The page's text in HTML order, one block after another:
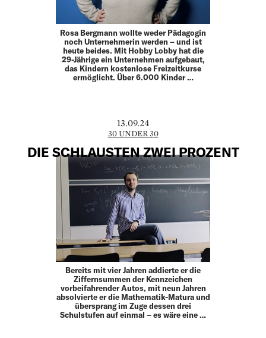
Rosa Bergmann wollte weder Pädagogin
noch Unter­nehmerin werden – und ist
heute beides. Mit Hobby Lobby hat die
29-Jährige ein Unternehmen aufgebaut,
das Kindern kostenlose Freizeitkurse
ermöglicht. Über 6.000 Kinder …
13.09.24
30 UNDER 30
DIE SCHLAUSTEN ZWEI PROZENT
Bereits mit vier Jahren addierte er die
Ziffernsummen der Kennzeichen
vorbeifahrender Autos, mit neun Jahren
absolvierte er die Mathematik-Matura und
übersprang im Zuge dessen drei
Schulstufen auf einmal – es wäre eine …